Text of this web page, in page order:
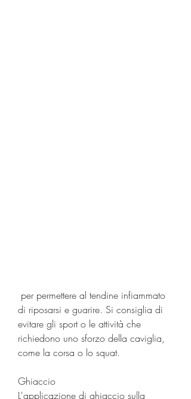
di riposarsi e guarire. Si consiglia di
evitare gli sport o le attività che
richiedono uno sforzo della caviglia,
come la corsa o lo squat.
Ghiaccio
L'applicazione di ghiaccio sulla